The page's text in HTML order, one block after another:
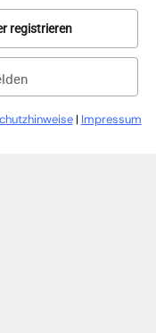
registrieren
| Impressum